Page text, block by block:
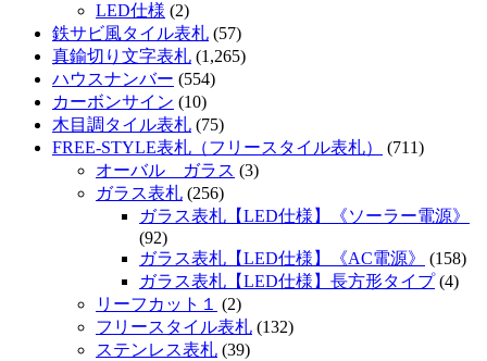
LED仕様 (2)
鉄サビ風タイル表札 (57)
真鍮切り文字表札 (1,265)
ハウスナンバー (554)
カーボンサイン (10)
木目調タイル表札 (75)
FREE-STYLE表札（フリースタイル表札）
(711)
オーバル ガラス (3)
ガラス表札 (256)
ガラス表札【LED仕様】《ソーラー電源》
(92)
ガラス表札【LED仕様】《AC電源》
(158)
ガラス表札【LED仕様】長方形タイプ(4)
リーフカット１
(2)
フリースタイル表札 (132)
ステンレス表札 (39)